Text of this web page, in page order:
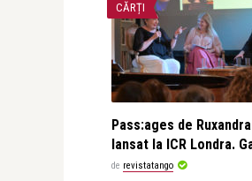
CĂRȚI
Pass:ages de
lansat la ICR Londra.
de revistatango